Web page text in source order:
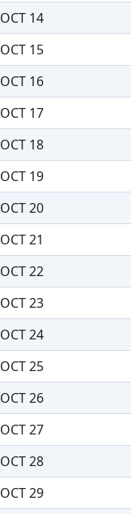
OCT 14
OCT 15
OCT 16
OCT 17
OCT 18
OCT 19
OCT 20
OCT 21
OCT 22
OCT 23
OCT 24
OCT 25
OCT 26
OCT 27
OCT 28
OCT 29